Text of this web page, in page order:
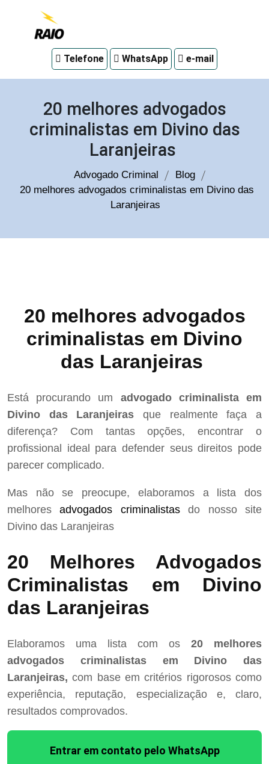
em
Telefone WhatsApp e-mail
20 melhores advogados
criminalistas em Divino das
Laranjeiras
Advogado Criminal
Blog
20 melhores advogados criminalistas em Divino das
Laranjeiras
20 melhores advogados
criminalistas em Divino
das Laranjeiras
Está procurando um advogado criminalista em
Divino das Laranjeiras que realmente faça a
diferença? Com tantas opções, encontrar o
profissional ideal para defender seus direitos pode
parecer complicado.
Mas não se preocupe, elaboramos a lista dos
melhoresadvogados criminalistasdo nosso site
Divino das Laranjeiras
20 Melhores Advogados
Criminalistas em Divino
das Laranjeiras
Elaboramos uma lista com os 20 melhores
advogados criminalistas em Divino das
Laranjeiras, com base em critérios rigorosos como
experiência, reputação, especialização e, claro,
resultados comprovados.
Entrar em contato pelo WhatsApp